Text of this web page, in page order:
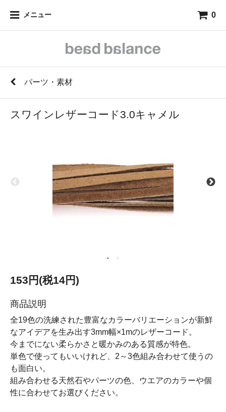
メニュー 0
パーツ・素材
スワインレザーコード3.0キャメル
153円(税14円)
商品説明
全19色の洗練された豊富なカラーバリエーションが新鮮
なアイデアを生み出す3mm幅×1mのレザーコード。
今までにない柔らかさと暖かみのある質感が特色。
単色で使ってもいいけれど、2～3色組み合わせて使うの
も面白い。
組み合わせる天然石やパーツの色、ウエアのカラーや個
性に合わせてお選びください。